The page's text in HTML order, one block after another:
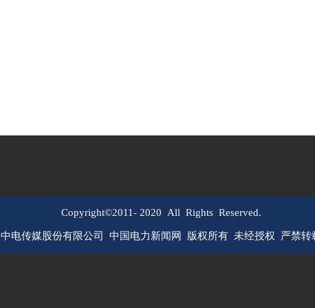
Copyright©2011- 2020 All Rights Reserved.
中电传媒股份有限公司 中国电力新闻网 版权所有 未经授权 严禁转